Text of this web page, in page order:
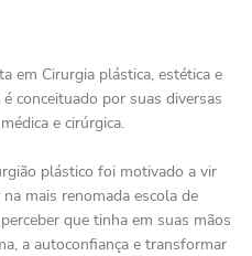
em Cirurgia plástica, estética e
conceituado por suas diversas
e cirúrgica.
plástico foi motivado a vir
mais renomada escola de
que tinha em suas mãos
a autoconfiança e transformar